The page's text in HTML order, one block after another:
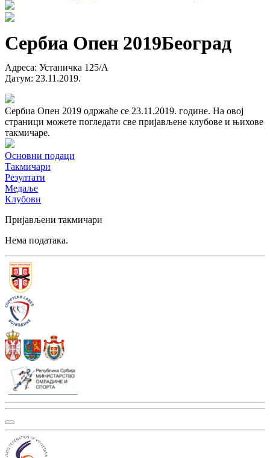
Сербиа Опен 2019Београд
Адреса: Устаничка 125/А
Датум: 23.11.2019.
Сербиа Опен 2019 одржаће се 23.11.2019. године. На овој
страници можете погледати све пријављене клубове и њихове
такмичаре.
Основни подаци
Такмичари
Резултати
Медаље
Клубови
Пријављени такмичари
Нема података.